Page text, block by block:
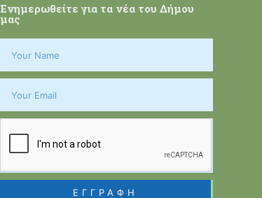
Ενημερωθείτε για τα νέα του Δήμου
μας
ΕΓΓΡΑΦΗ